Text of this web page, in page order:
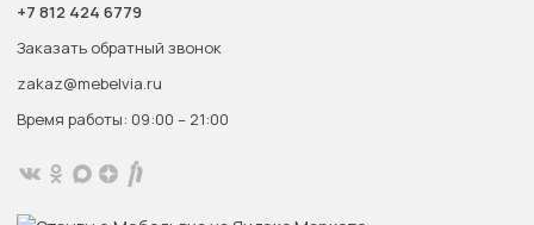
+7 812 424 6779
Заказать обратный звонок
zakaz@mebelvia.ru
Время работы: 09:00 – 21:00